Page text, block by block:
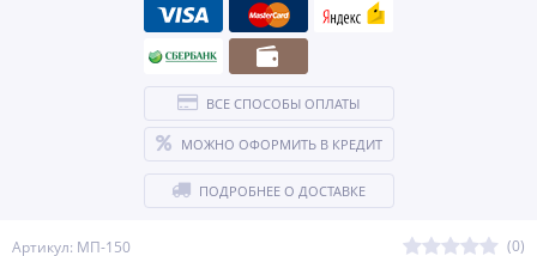
Артикул: МП-150
(0)
ВСЕ СПОСОБЫ ОПЛАТЫ
МОЖНО ОФОРМИТЬ В КРЕДИТ
ПОДРОБНЕЕ О ДОСТАВКЕ